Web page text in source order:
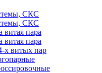
СКС
СКС
витая пара
витая пара
х витых пар